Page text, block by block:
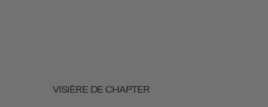
VISIÈRE DE CHAPTER